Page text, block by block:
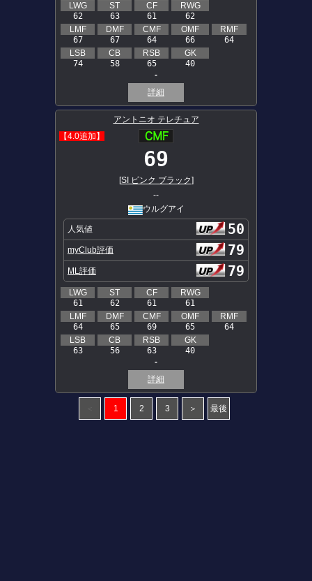
LWG
62
ST
63
CF
61
RWG
62
LMF
67
DMF
67
CMF
64
OMF
66
RMF
64
LSB
74
CB
58
RSB
65
GK
40
-
詳細
アントニオ テレチュア
【4.0追加】
69
[SI ピンク ブラック]
--
ウルグアイ
人気値 50
myClub評価 79
ML評価 79
LWG
61
ST
62
CF
61
RWG
61
LMF
64
DMF
65
CMF
69
OMF
65
RMF
64
LSB
63
CB
56
RSB
63
GK
40
-
詳細
1 2 3 ＞ 最後